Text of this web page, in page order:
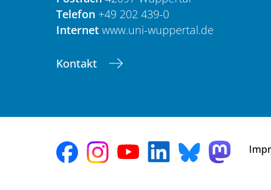
Telefon +49 202 439-0
Internet www.uni-wuppertal.de
Kontakt